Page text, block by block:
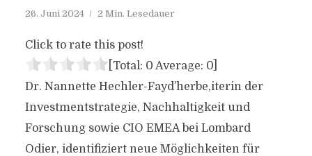
26. Juni 2024 2 Min. Lesedauer
Click to rate this post!
[Total: 0 Average: 0]
Dr. Nannette Hechler-Fayd’herbe,iterin der
Investmentstrategie, Nachhaltigkeit und
Forschung sowie CIO EMEA bei Lombard
Odier, identifiziert neue Möglichkeiten für